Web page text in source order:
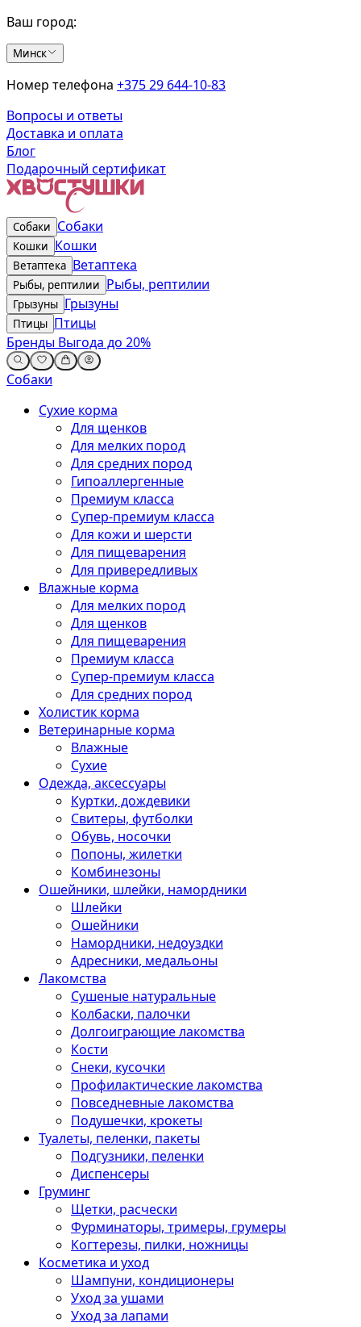
Ваш город:
Минск
Номер телефона +375 29 644-10-83
Вопросы и ответы
Доставка и оплата
Блог
Подарочный сертификат
Собаки Собаки
Кошки Кошки
Ветаптека Ветаптека
Рыбы, рептилии Рыбы, рептилии
Грызуны Грызуны
Птицы Птицы
Бренды Выгода до 20%
Собаки
Сухие корма
Для щенков
Для мелких пород
Для средних пород
Гипоаллергенные
Премиум класса
Супер-премиум класса
Для кожи и шерсти
Для пищеварения
Для привередливых
Влажные корма
Для мелких пород
Для щенков
Для пищеварения
Премиум класса
Супер-премиум класса
Для средних пород
Холистик корма
Ветеринарные корма
Влажные
Сухие
Одежда, аксессуары
Куртки, дождевики
Свитеры, футболки
Обувь, носочки
Попоны, жилетки
Комбинезоны
Ошейники, шлейки, намордники
Шлейки
Ошейники
Намордники, недоуздки
Адресники, медальоны
Лакомства
Сушеные натуральные
Колбаски, палочки
Долгоиграющие лакомства
Кости
Снеки, кусочки
Профилактические лакомства
Повседневные лакомства
Подушечки, крокеты
Туалеты, пеленки, пакеты
Подгузники, пеленки
Диспенсеры
Груминг
Щетки, расчески
Фурминаторы, тримеры, грумеры
Когтерезы, пилки, ножницы
Косметика и уход
Шампуни, кондиционеры
Уход за ушами
Уход за лапами